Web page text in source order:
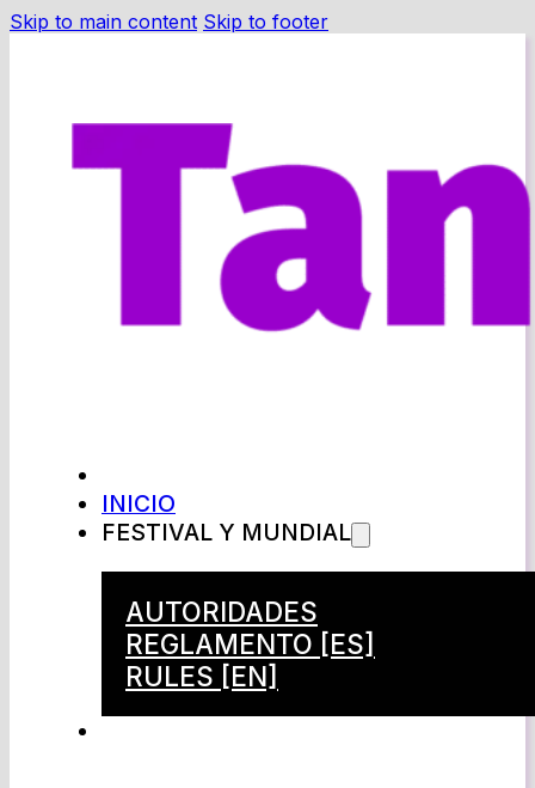
Skip to main content Skip to footer
INICIO
FESTIVAL Y MUNDIAL
AUTORIDADES
REGLAMENTO [ES]
RULES [EN]